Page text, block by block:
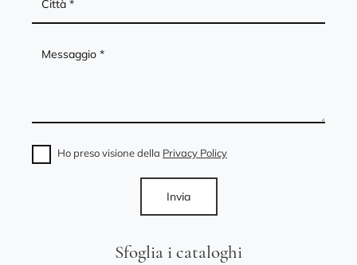
Sfoglia i cataloghi
Ho preso visione della Privacy Policy
Invia